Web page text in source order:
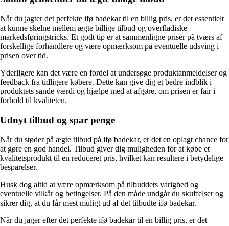
Når du jagter det perfekte ifø badekar til en billig pris, er det essentielt
at kunne skelne mellem ægte billige tilbud og overfladiske
markedsføringstricks. Et godt tip er at sammenligne priser på tværs af
forskellige forhandlere og være opmærksom på eventuelle udsving i
prisen over tid.
Yderligere kan det være en fordel at undersøge produktanmeldelser og
feedback fra tidligere købere. Dette kan give dig et bedre indblik i
produktets sande værdi og hjælpe med at afgøre, om prisen er fair i
forhold til kvaliteten.
Udnyt tilbud og spar penge
Når du støder på ægte tilbud på ifø badekar, er det en oplagt chance for
at gøre en god handel. Tilbud giver dig muligheden for at købe et
kvalitetsprodukt til en reduceret pris, hvilket kan resultere i betydelige
besparelser.
Husk dog altid at være opmærksom på tilbuddets varighed og
eventuelle vilkår og betingelser. På den måde undgår du skuffelser og
sikrer dig, at du får mest muligt ud af det tilbudte ifø badekar.
Når du jager efter det perfekte ifø badekar til en billig pris, er det